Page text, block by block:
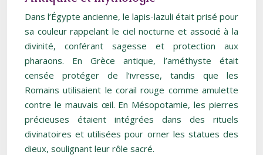
Dans l’Égypte ancienne, le lapis-lazuli était prisé pour
sa couleur rappelant le ciel nocturne et associé à la
divinité, conférant sagesse et protection aux
pharaons. En Grèce antique, l’améthyste était
censée protéger de l’ivresse, tandis que les
Romains utilisaient le corail rouge comme amulette
contre le mauvais œil. En Mésopotamie, les pierres
précieuses étaient intégrées dans des rituels
divinatoires et utilisées pour orner les statues des
dieux, soulignant leur rôle sacré.